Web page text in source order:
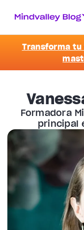
Transforma tu
Formadora
principal